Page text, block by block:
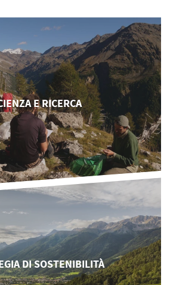
E RICERCA
DI SOSTENIBILITÀ